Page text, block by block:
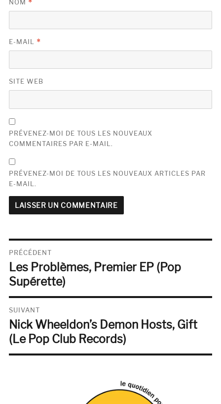
NOM *
E-MAIL *
SITE WEB
PRÉVENEZ-MOI DE TOUS LES NOUVEAUX
COMMENTAIRES PAR E-MAIL.
PRÉVENEZ-MOI DE TOUS LES NOUVEAUX ARTICLES PAR
E-MAIL.
Navigation
de
l’article
PRÉCÉDENT
Publication
précédente :
Les Problèmes, Premier EP (Pop
Supérette)
SUIVANT
Publication
suivante :
Nick Wheeldon’s Demon Hosts, Gift
(Le Pop Club Records)